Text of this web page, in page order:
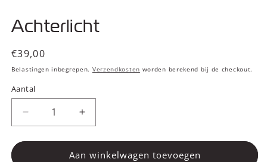
openen
inAchterlicht
Normale
prijs
€39,00
Belastingen inbegrepen. Verzendkosten worden berekend bij de checkout.
Aantal
Aantal
verlagen
voor
Achterlicht
Aantal
verhogen
voor
Achterlicht
Aan winkelwagen toevoegen